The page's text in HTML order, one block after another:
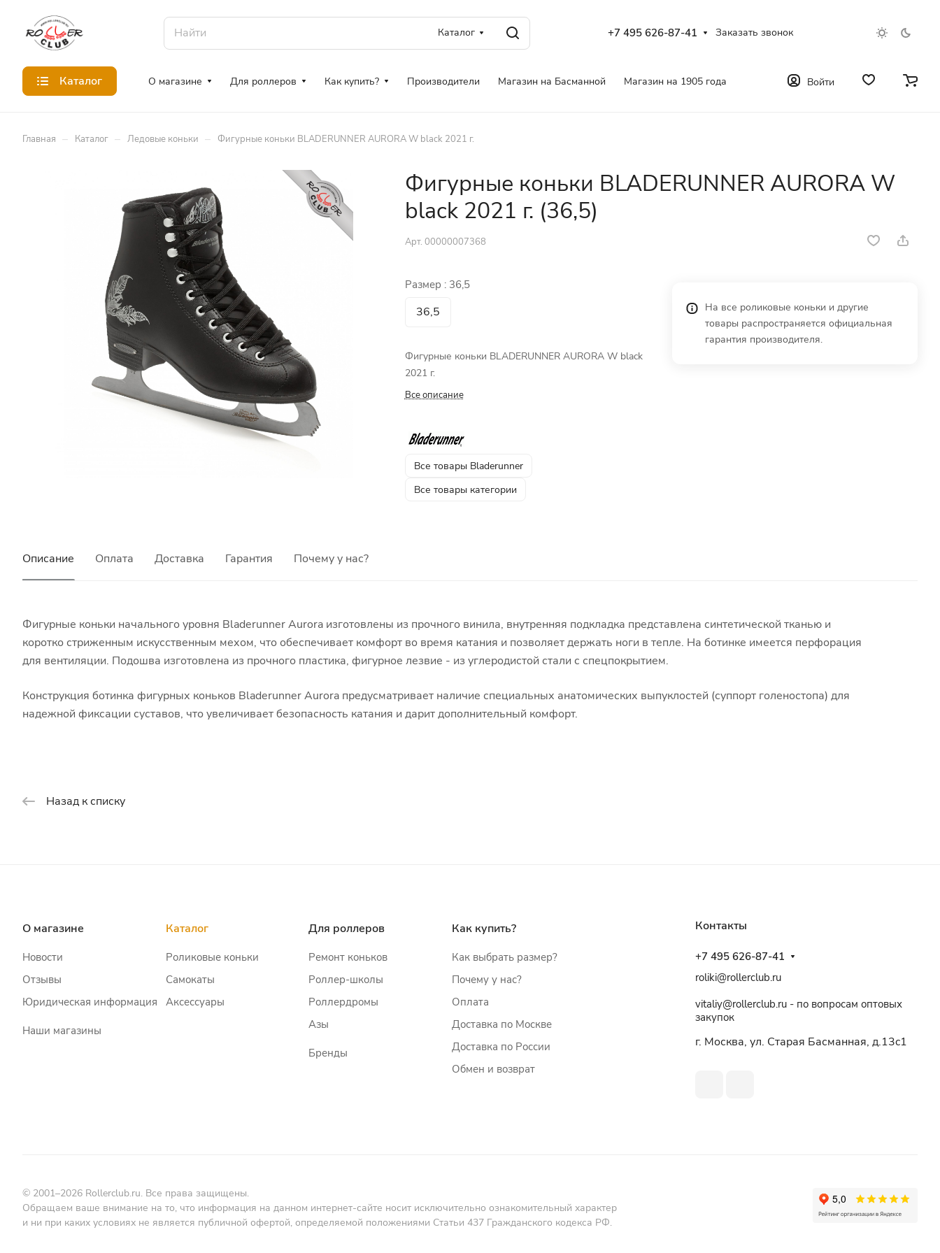
Каталог +7 495 626-87-41 Заказать звонок
Каталог О магазине Для роллеров Как купить? Производители Магазин на Басманной Магазин на 1905 года Войти
Главная – Каталог – Ледовые коньки – Фигурные коньки BLADERUNNER AURORA W black 2021 г.
Фигурные коньки BLADERUNNER AURORA W
black 2021 г. (36,5)
Арт. 00000007368
Размер : 36,5
36,5
Фигурные коньки BLADERUNNER AURORA W black
2021 г.
Все описание
Все товары Bladerunner
Все товары категории
На все роликовые коньки и другие
товары распространяется официальная
гарантия производителя.
Описание Оплата Доставка Гарантия Почему у нас?
Фигурные коньки начального уровня Bladerunner Aurora изготовлены из прочного винила, внутренняя подкладка представлена синтетической тканью и
коротко стриженным искусственным мехом, что обеспечивает комфорт во время катания и позволяет держать ноги в тепле. На ботинке имеется перфорация
для вентиляции. Подошва изготовлена из прочного пластика, фигурное лезвие - из углеродистой стали с спецпокрытием.
Конструкция ботинка фигурных коньков Bladerunner Aurora предусматривает наличие специальных анатомических выпуклостей (суппорт голеностопа) для
надежной фиксации суставов, что увеличивает безопасность катания и дарит дополнительный комфорт.
Назад к списку
О магазине
Новости
Отзывы
Юридическая информация
Наши магазины
Каталог
Роликовые коньки
Самокаты
Аксессуары
Для роллеров
Ремонт коньков
Роллер-школы
Роллердромы
Азы
Бренды
Как купить?
Как выбрать размер?
Почему у нас?
Оплата
Доставка по Москве
Доставка по России
Обмен и возврат
Контакты
+7 495 626-87-41
roliki@rollerclub.ru
vitaliy@rollerclub.ru - по вопросам оптовых
закупок
г. Москва, ул. Старая Басманная, д.13c1
© 2001–2026 Rollerclub.ru. Все права защищены.
Обращаем ваше внимание на то, что информация на данном интернет-сайте носит исключительно ознакомительный характер
и ни при каких условиях не является публичной офертой, определяемой положениями Статьи 437 Гражданского кодекса РФ.